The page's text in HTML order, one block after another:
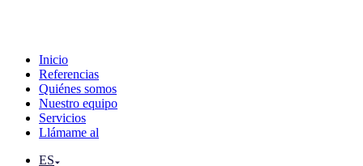
Inicio
Referencias
Quiénes somos
Nuestro equipo
Servicios
Llámame al
ES